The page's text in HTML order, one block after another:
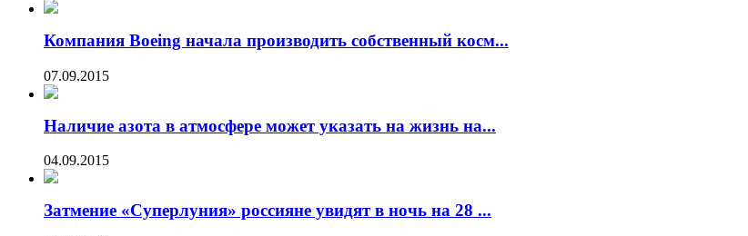
Компания Boeing начала производить собственный косм...
07.09.2015
Наличие азота в атмосфере может указать на жизнь на...
04.09.2015
Затмение «Суперлуния» россияне увидят в ночь на 28 ...